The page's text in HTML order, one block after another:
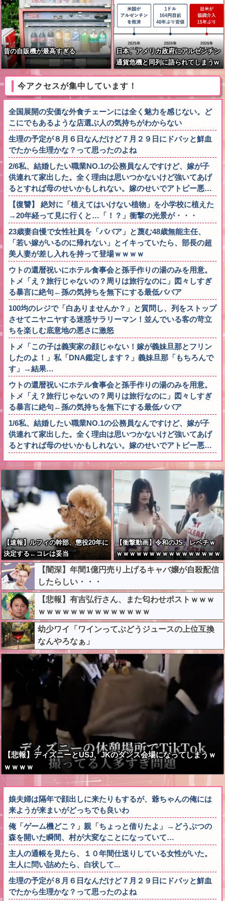
昔の自販機が最高すぎる
日本、アメリカ政府にアルゼンチン
通貨危機と同列に語られてしまうw
wwwwwもうすでに158円に戻る
今アクセスが集中しています！
全国展開の安価な外食チェーンには全く魅力を感じない。ど
こにでもあるような店選ぶ人の気持ちがわからない
生理の予定が８月６日なんだけど７月２９日にドバッと鮮血
でたから生理かな？って思ったのよね
2/6私、結婚したい職業NO.1の公務員なんですけど、嫁が子
供連れて家出した。全く理由は思いつかないけど強いてあげ
るとすれば母のせいかもしれない。嫁のせいでアトピー悪…
【復讐】 絶対に「植えてはいけない植物」を小学校に植えた
→20年経って見に行くと…「！？」衝撃の光景が・・・
23歳妻自慢で女性社員を「ババア」と蔑む48歳無能主任、
「若い嫁がいるのに帰れない」とイキっていたら、部長の超
美人妻が差し入れを持って登場ｗｗｗｗ
ウトの還暦祝いにホテル食事会と孫手作りの湯のみを用意。
トメ「え？旅行じゃないの？周りは旅行なのに」図々しすぎ
る暴言に絶句←孫の気持ちを無下にする最低ババア
100均のレジで「白ありませんか？」と質問し、列をストップ
させてニヤニヤする迷惑サラリーマン！並んでいる客の苛立
ちを楽しむ底意地の悪さに激怒
トメ「この子は義実家の顔じゃない！嫁が義妹旦那とフリン
したのよ！」私「DNA鑑定します？」義妹旦那「もちろんで
す」→結果…
ウトの還暦祝いにホテル食事会と孫手作りの湯のみを用意。
トメ「え？旅行じゃないの？周りは旅行なのに」図々しすぎ
る暴言に絶句←孫の気持ちを無下にする最低ババア
1/6私、結婚したい職業NO.1の公務員なんですけど、嫁が子
供連れて家出した。全く理由は思いつかないけど強いてあげ
るとすれば母のせいかもしれない。嫁のせいでアトピー悪…
【速報】ルフィの幹部、懲役20年に
決定する←コレは妥当
か？？？？？？？
【衝撃動画】令和のJS、レベチｗ
ｗｗｗｗｗｗｗｗｗｗｗｗｗｗｗｗ
ｗｗｗｗｗｗｗｗｗｗｗｗｗ
【闇深】年間1億円売り上げるキャバ嬢が自殺配信
したらしい・・・
【悲報】有吉弘行さん、また匂わせポストｗｗｗ
ｗｗｗｗｗｗｗｗｗｗｗｗｗｗ
幼少ワイ「ワインってぶどうジュースの上位互換
なんやろなぁ」
【悲報】ディズニーとUSJ、JKのダンス会場になってしまうｗ
ｗｗｗｗ
娘夫婦は隔年で顔出しに来たりもするが、爺ちゃんの俺には
来ようが来まいがどっちでも良いわ
俺「ゲーム機どこ？」親「ちょっと借りたよ」→どうぶつの
森を開いた瞬間、村が大変なことになっていて…
主人の通帳を見たら、１０年間仕送りしている女性がいた。
主人に問い詰めたら、白状して...
生理の予定が８月６日なんだけど７月２９日にドバッと鮮血
でたから生理かな？って思ったのよね